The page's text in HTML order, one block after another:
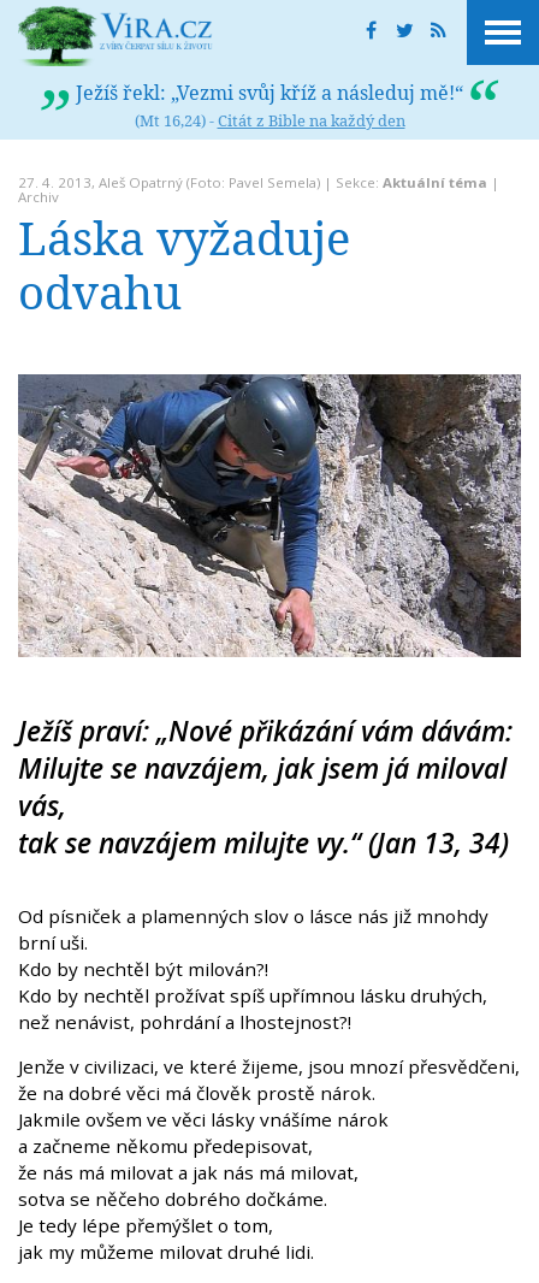
Ježíš řekl: „Vezmi svůj kříž a následuj mě!“
(Mt 16,24) -Citát z Bible na každý den
27. 4. 2013, Aleš Opatrný (Foto: Pavel Semela) | Sekce: Aktuální téma |
Archiv
Láska vyžaduje
odvahu
Ježíš praví: „Nové přikázání vám dávám:
Milujte se navzájem, jak jsem já miloval
vás,
tak se navzájem milujte vy.“ (Jan 13, 34)
Od písniček a plamenných slov o lásce nás již mnohdy
brní uši.
Kdo by nechtěl být milován?!
Kdo by nechtěl prožívat spíš upřímnou lásku druhých,
než nenávist, pohrdání a lhostejnost?!
Jenže v civilizaci, ve které žijeme, jsou mnozí přesvědčeni,
že na dobré věci má člověk prostě nárok.
Jakmile ovšem ve věci lásky vnášíme nárok
a začneme někomu předepisovat,
že nás má milovat a jak nás má milovat,
sotva se něčeho dobrého dočkáme.
Je tedy lépe přemýšlet o tom,
jak my můžeme milovat druhé lidi.